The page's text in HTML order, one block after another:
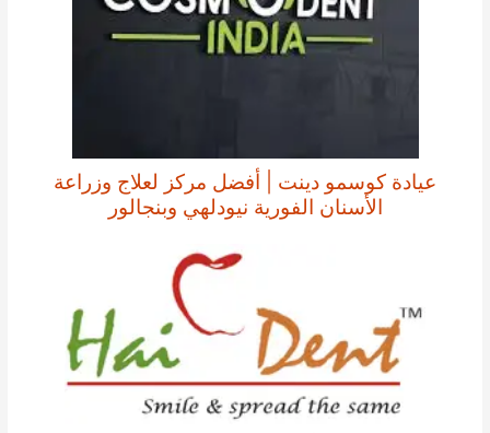
عيادة كوسمو دينت | أفضل مركز لعلاج وزراعة
الأسنان الفورية نيودلهي وبنجالور